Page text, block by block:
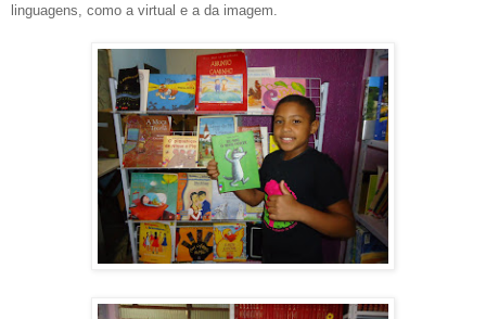
linguagens, como a virtual e a da imagem.